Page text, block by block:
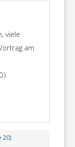
viele
am
20)